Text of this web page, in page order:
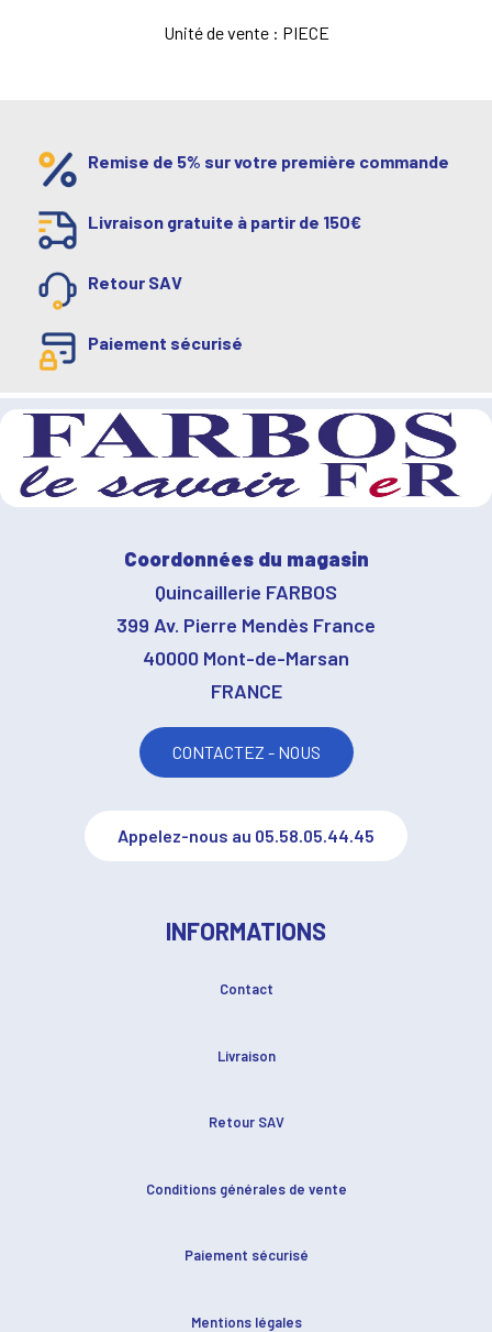
Unité de vente : PIECE
Remise de 5% sur votre première commande
Livraison gratuite à partir de 150€
Retour SAV
Paiement sécurisé
Coordonnées du magasin
Quincaillerie FARBOS
399 Av. Pierre Mendès France
40000 Mont-de-Marsan
FRANCE
CONTACTEZ - NOUS
Appelez-nous au 05.58.05.44.45
INFORMATIONS
Contact
Livraison
Retour SAV
Conditions générales de vente
Paiement sécurisé
Mentions légales